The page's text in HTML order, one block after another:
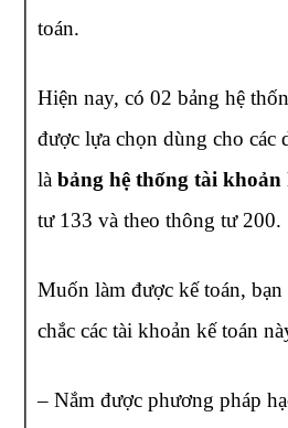
toán.
Hiện nay, có 02 bảng hệ
được lựa chọn dùng cho các
làbảng hệ thống tài khoản
tư 133 và theo thông tư 200.
Muốn làm được kế toán, bạn
chắc các tài khoản kế toán
– Nắm được phương pháp